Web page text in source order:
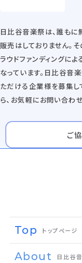
日比谷音楽祭は、誰もに
販売はしておりません。
ラウドファンディングに
なっています。日比谷音
ただける企業様を募集し
ら、お気軽にお問い合わせ
ご
Top トップページ
About 日比谷